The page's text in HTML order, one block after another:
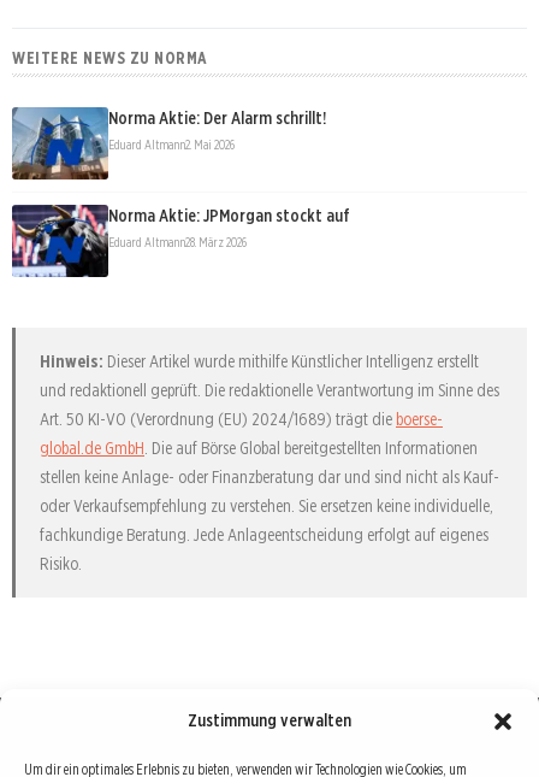
Zustimmung verwalten
Um dir ein optimales Erlebnis zu bieten, verwenden wir Technologien wie Cookies, um
WEITERE NEWS ZU NORMA
Norma Aktie: Der Alarm schrillt!
Eduard Altmann2. Mai 2026
Norma Aktie: JPMorgan stockt auf
Eduard Altmann28. März 2026
Hinweis: Dieser Artikel wurde mithilfe Künstlicher Intelligenz erstellt
und redaktionell geprüft. Die redaktionelle Verantwortung im Sinne des
Art. 50 KI-VO (Verordnung (EU) 2024/1689) trägt die boerse-
global.de GmbH. Die auf Börse Global bereitgestellten Informationen
stellen keine Anlage- oder Finanzberatung dar und sind nicht als Kauf-
oder Verkaufsempfehlung zu verstehen. Sie ersetzen keine individuelle,
fachkundige Beratung. Jede Anlageentscheidung erfolgt auf eigenes
Risiko.
Börse : lokal, international, global